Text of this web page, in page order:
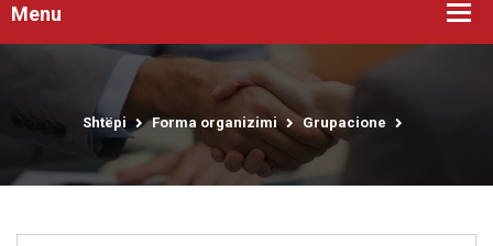
Menu
Shtëpi Forma organizimi Grupacione